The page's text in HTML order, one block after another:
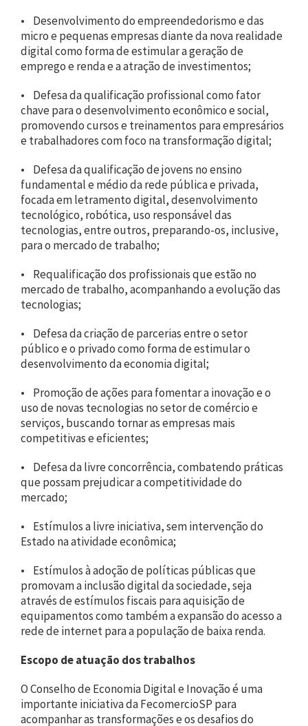
• Desenvolvimento do empreendedorismo e das
micro e pequenas empresas diante da nova realidade
digital como forma de estimular a geração de
emprego e renda e a atração de investimentos;
• Defesa da qualificação profissional como fator
chave para o desenvolvimento econômico e social,
promovendo cursos e treinamentos para empresários
e trabalhadores com foco na transformação digital;
• Defesa da qualificação de jovens no ensino
fundamental e médio da rede pública e privada,
focada em letramento digital, desenvolvimento
tecnológico, robótica, uso responsável das
tecnologias, entre outros, preparando-os, inclusive,
para o mercado de trabalho;
• Requalificação dos profissionais que estão no
mercado de trabalho, acompanhando a evolução das
tecnologias;
• Defesa da criação de parcerias entre o setor
público e o privado como forma de estimular o
desenvolvimento da economia digital;
• Promoção de ações para fomentar a inovação e o
uso de novas tecnologias no setor de comércio e
serviços, buscando tornar as empresas mais
competitivas e eficientes;
• Defesa da livre concorrência, combatendo práticas
que possam prejudicar a competitividade do
mercado;
• Estímulos a livre iniciativa, sem intervenção do
Estado na atividade econômica;
• Estímulos à adoção de políticas públicas que
promovam a inclusão digital da sociedade, seja
através de estímulos fiscais para aquisição de
equipamentos como também a expansão do acesso a
rede de internet para a população de baixa renda.
Escopo de atuação dos trabalhos
O Conselho de Economia Digital e Inovação é uma
importante iniciativa da FecomercioSP para
acompanhar as transformações e os desafios do